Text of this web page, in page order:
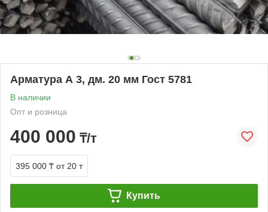
Арматура А 3, дм. 20 мм Гост 5781
В наличии
Опт и розница
400 000 ₸/т
395 000 ₸ от 20 т
Купить